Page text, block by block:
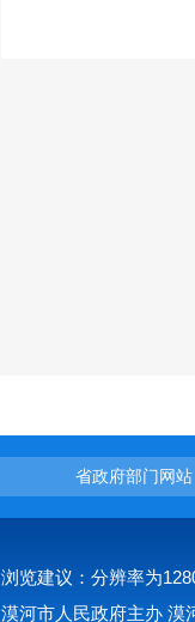
省政府部门网站
浏览建议：分辨率为
漠河市人民政府主办 漠